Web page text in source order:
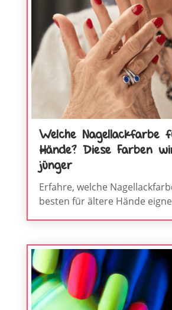
Welche Nagellackfarbe
Hände? Diese Farben
jünger
Erfahre, welche
besten für ältere Hände